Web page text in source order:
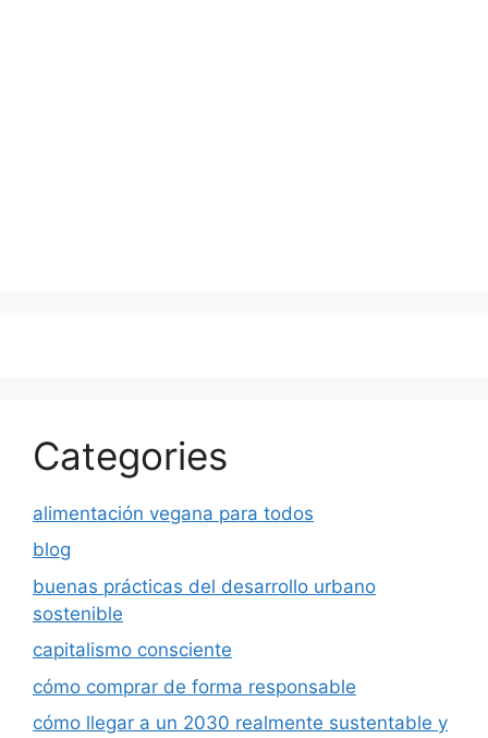
Categories
alimentación vegana para todos
blog
buenas prácticas del desarrollo urbano
sostenible
capitalismo consciente
cómo comprar de forma responsable
cómo llegar a un 2030 realmente sustentable y